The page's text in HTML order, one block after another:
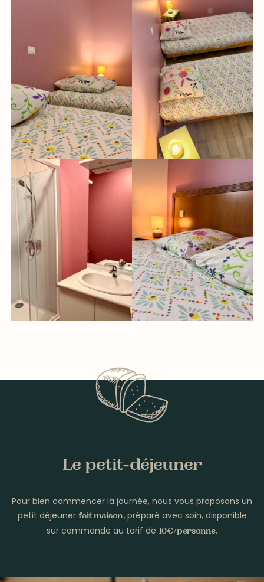
Le petit-déjeuner
Pour bien commencer la journée, nous vous proposons un
petit déjeuner fait maison,préparé avec soin, disponible
sur commande au tarif de 10€/personne.